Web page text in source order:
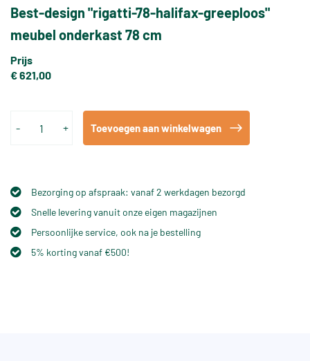
Best-design "rigatti-78-halifax-greeploos"
meubel onderkast 78 cm
Prijs
€ 621,00
- + Toevoegen aan winkelwagen
Bezorging op afspraak: vanaf 2 werkdagen bezorgd
Snelle levering vanuit onze eigen magazijnen
Persoonlijke service, ook na je bestelling
5% korting vanaf €500!